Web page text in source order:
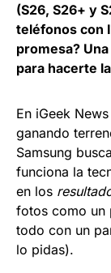
(S26, S26+ y
teléfonos con
promesa?
para hacerte
En iGeek
ganando
Samsung
funciona la
en los
fotos como un
todo con un
lo pidas).